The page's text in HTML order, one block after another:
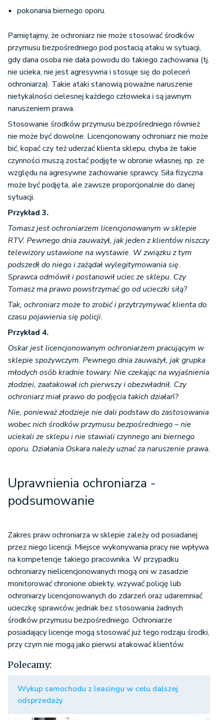
pokonania biernego oporu.
Pamiętajmy, że ochroniarz nie może stosować środków
przymusu bezpośredniego pod postacią ataku w sytuacji,
gdy dana osoba nie dała powodu do takiego zachowania (tj.
nie ucieka, nie jest agresywna i stosuje się do poleceń
ochroniarza). Takie ataki stanowią poważne naruszenie
nietykalności cielesnej każdego człowieka i są jawnym
naruszeniem prawa.
Stosowanie środków przymusu bezpośredniego również
nie może być dowolne. Licencjonowany ochroniarz nie może
bić, kopać czy też uderzać klienta sklepu, chyba że takie
czynności muszą zostać podjęte w obronie własnej, np. ze
względu na agresywne zachowanie sprawcy. Siła fizyczna
może być podjęta, ale zawsze proporcjonalnie do danej
sytuacji.
Przykład 3.
Tomasz jest ochroniarzem licencjonowanym w sklepie
RTV. Pewnego dnia zauważył, jak jeden z klientów niszczy
telewizory ustawione na wystawie. W związku z tym
podszedł do niego i zażądał wylegitymowania się.
Sprawca odmówił i postanowił uciec ze sklepu. Czy
Tomasz ma prawo powstrzymać go od ucieczki siłą?
Tak, ochroniarz może to zrobić i przytrzymywać klienta do
czasu pojawienia się policji.
Przykład 4.
Oskar jest licencjonowanym ochroniarzem pracującym w
sklepie spożywczym. Pewnego dnia zauważył, jak grupka
młodych osób kradnie towary. Nie czekając na wyjaśnienia
złodziei, zaatakował ich pierwszy i obezwładnił. Czy
ochroniarz miał prawo do podjęcia takich działań?
Nie, ponieważ złodzieje nie dali podstaw do zastosowania
wobec nich środków przymusu bezpośredniego – nie
uciekali ze sklepu i nie stawiali czynnego ani biernego
oporu. Działania Oskara należy uznać za naruszenie prawa.
Uprawnienia ochroniarza -
podsumowanie
Zakres praw ochroniarza w sklepie zależy od posiadanej
przez niego licencji. Miejsce wykonywania pracy nie wpływa
na kompetencje takiego pracownika. W przypadku
ochroniarzy nielicencjonowanych mogą oni w zasadzie
monitorować chronione obiekty, wzywać policję lub
ochroniarzy licencjonowanych do zdarzeń oraz udaremniać
ucieczkę sprawców, jednak bez stosowania żadnych
środków przymusu bezpośredniego. Ochroniarze
posiadający licencje mogą stosować już tego rodzaju środki,
przy czym nie mogą jako pierwsi atakować klientów.
Polecamy:
Wykup samochodu z leasingu w celu dalszej
odsprzedaży